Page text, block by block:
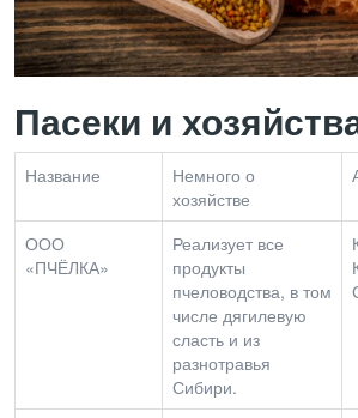
Пасеки и
Название
Немного о
хозяйстве
ООО
«ПЧЁЛКА»
Реализует все
продукты
пчеловодства, в том
числе дягилевую
сласть и из
разнотравья
Сибири.